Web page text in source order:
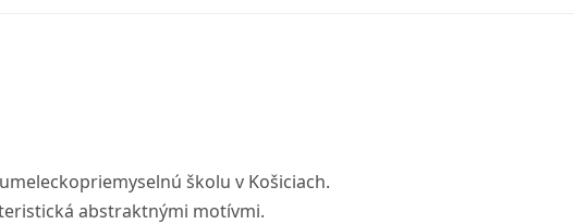
školu v Košiciach.
abstraktnými motívmi.